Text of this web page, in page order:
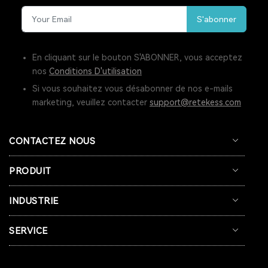
GUICHET MICROPHONE
SYSTÈME D'INTERPHONE DE HAUT-PARLEUR DE FENÊTRE
TERRASSE BAR COFÉ
CASQUES DE COMMUNICATION POUR COACHS
S'abonner
En cliquant sur le bouton S'ABONNER, vous acceptez
nos Conditions D'utilisation
Si vous souhaitez vous désabonner de nos e-mails
marketing, veuillez contacter support@retekess.com
CONTACTEZ NOUS
PRODUIT
INDUSTRIE
SERVICE